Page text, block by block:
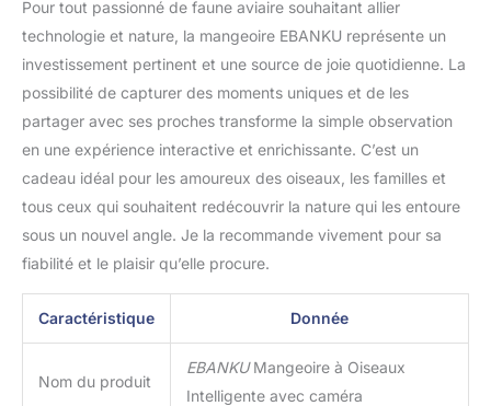
Pour tout passionné de faune aviaire souhaitant allier
technologie et nature, la mangeoire EBANKU représente un
investissement pertinent et une source de joie quotidienne. La
possibilité de capturer des moments uniques et de les
partager avec ses proches transforme la simple observation
en une expérience interactive et enrichissante. C’est un
cadeau idéal pour les amoureux des oiseaux, les familles et
tous ceux qui souhaitent redécouvrir la nature qui les entoure
sous un nouvel angle. Je la recommande vivement pour sa
fiabilité et le plaisir qu’elle procure.
Caractéristique Donnée
Nom du produit
EBANKUMangeoire à Oiseaux
Intelligente avec caméra